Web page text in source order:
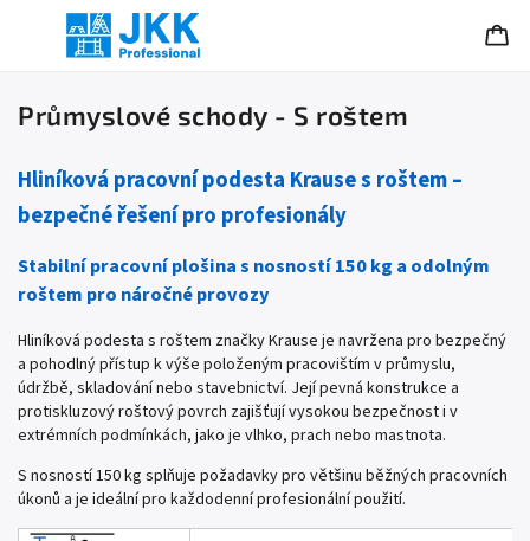
Průmyslové schody - S roštem
Hliníková pracovní podesta Krause s roštem –
bezpečné řešení pro profesionály
Stabilní pracovní plošina s nosností 150 kg a odolným
roštem pro náročné provozy
Hliníková podesta s roštem značky Krause je navržena pro bezpečný
a pohodlný přístup k výše položeným pracovištím v průmyslu,
údržbě, skladování nebo stavebnictví. Její pevná konstrukce a
protiskluzový roštový povrch zajišťují vysokou bezpečnost i v
extrémních podmínkách, jako je vlhko, prach nebo mastnota.
S nosností 150 kg splňuje požadavky pro většinu běžných pracovních
úkonů a je ideální pro každodenní profesionální použití.